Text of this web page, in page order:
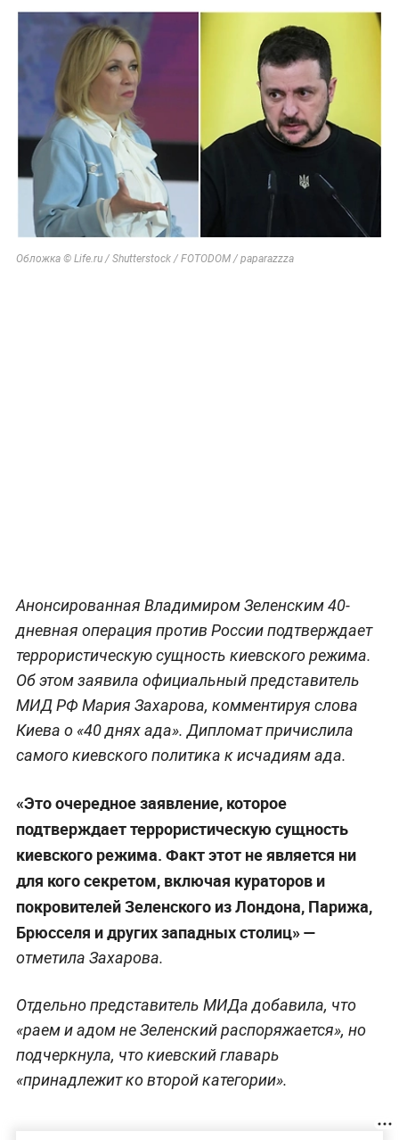
Обложка © Life.ru / Shutterstock / FOTODOM / paparazzza
Анонсированная Владимиром Зеленским 40-
дневная операция против России подтверждает
террористическую сущность киевского режима.
Об этом заявила официальный представитель
МИД РФ Мария Захарова, комментируя слова
Киева о «40 днях ада». Дипломат причислила
самого киевского политика к исчадиям ада.
«Это очередное заявление, которое
подтверждает террористическую сущность
киевского режима. Факт этот не является ни
для кого секретом, включая кураторов и
покровителей Зеленского из Лондона, Парижа,
Брюсселя и других западных столиц» —
отметила Захарова.
Отдельно представитель МИДа добавила, что
«раем и адом не Зеленский распоряжается», но
подчеркнула, что киевский главарь
«принадлежит ко второй категории».